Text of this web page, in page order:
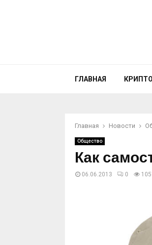
ГЛАВНАЯ
Главная Новости
Общество
Как
06.06.2013 0